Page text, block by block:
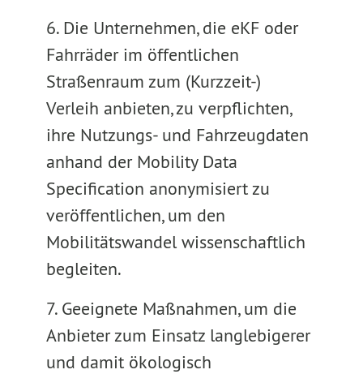
6. Die Unternehmen, die eKF oder
Fahrräder im öffentlichen
Straßenraum zum (Kurzzeit-)
Verleih anbieten, zu verpflichten,
ihre Nutzungs- und Fahrzeugdaten
anhand der Mobility Data
Specification anonymisiert zu
veröffentlichen, um den
Mobilitätswandel wissenschaftlich
begleiten.
7. Geeignete Maßnahmen, um die
Anbieter zum Einsatz langlebigerer
und damit ökologisch